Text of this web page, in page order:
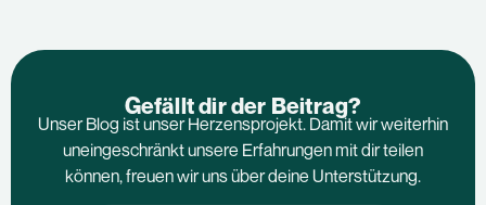
Gefällt dir der Beitrag?
Unser Blog ist unser Herzensprojekt. Damit wir weiterhin
uneingeschränkt unsere Erfahrungen mit dir teilen
können, freuen wir uns über deine Unterstützung.